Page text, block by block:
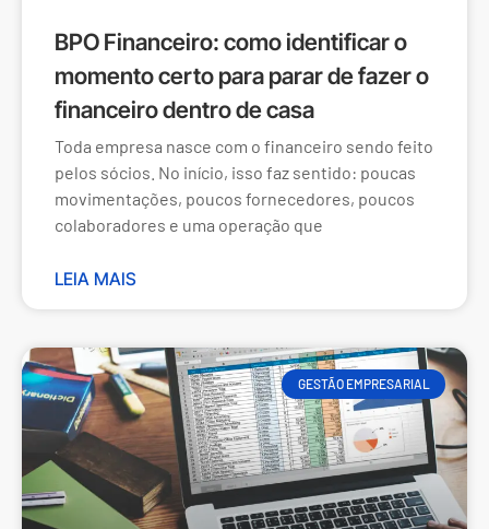
BPO Financeiro: como identificar o
momento certo para parar de fazer o
financeiro dentro de casa
Toda empresa nasce com o financeiro sendo feito
pelos sócios. No início, isso faz sentido: poucas
movimentações, poucos fornecedores, poucos
colaboradores e uma operação que
LEIA MAIS
GESTÃO EMPRESARIAL